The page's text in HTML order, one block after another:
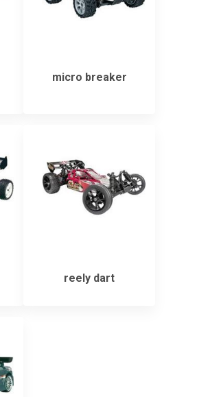
micro breaker
reely dart